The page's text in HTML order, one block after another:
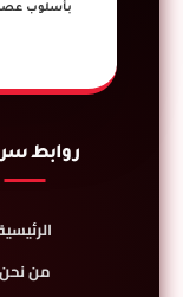
بأسلوب
روابط
من نحن